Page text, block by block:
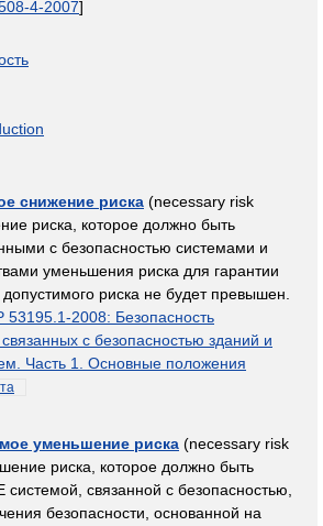
4-2007]
снижение риска (necessary risk
риска, которое должно быть
с безопасностью системами и
уменьшения риска для гарантии
допустимого риска не будет превышен.
2008: Безопасность
с безопасностью зданий и
Часть 1. Основные положения
уменьшение риска (necessary risk
риска, которое должно быть
системой, связанной с безопасностью,
безопасности, основанной на